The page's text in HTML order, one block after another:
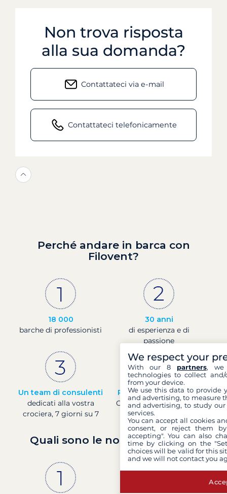
Non trova risposta
alla sua domanda?
Contattateci via e-mail
Contattateci telefonicamente
Perché andare in barca con
Filovent?
18 000
barche di professionisti
30 anni
di esperienza e di
passione
Un team di consulenti
dedicati alla vostra
crociera, 7 giorni su 7
Prezzi in tempo reale
Controllare i prezzi delle
barche in tempo reale
Quali sono le nostre garanzie?
We respect your
With our 8 partners, we
technologies to collect
from your device.
We use this data to provide
and advertising, to measure
and advertising, to study
services.
You can accept all cookies
consent, or reject them
accepting". You can also
time by clicking on the
choices will be valid for this
and we will not contact you